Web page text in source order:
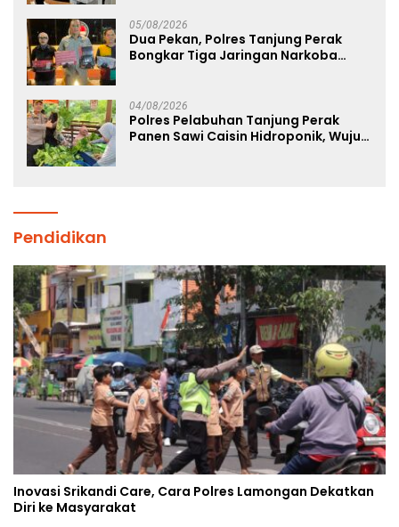
05/08/2026
Dua Pekan, Polres Tanjung Perak
Bongkar Tiga Jaringan Narkoba
04/08/2026
Polres Pelabuhan Tanjung Perak
Panen Sawi Caisin Hidroponik, Wujud
Pendidikan
Inovasi Srikandi Care, Cara Polres Lamongan Dekatkan
Diri ke Masyarakat